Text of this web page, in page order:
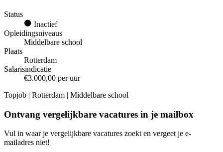
Status
Inactief
Opleidingsniveaus
Middelbare school
Plaats
Rotterdam
Salarisindicatie
€3.000,00 per uur
Topjob | Rotterdam | Middelbare school
Ontvang vergelijkbare vacatures in je mailbox
Vul in waar je vergelijkbare vacatures zoekt en vergeet je e-
mailadres niet!